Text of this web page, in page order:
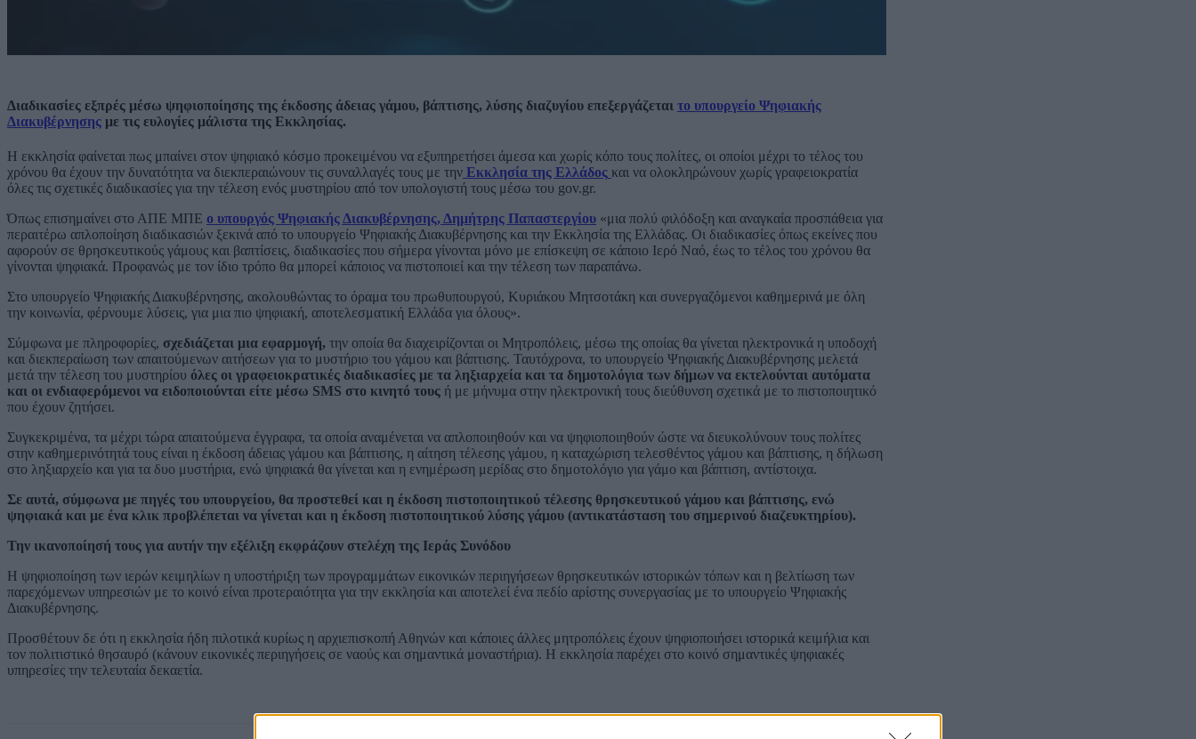
Διαδικασίες εξπρές μέσω ψηφιοποίησης της έκδοσης άδειας γάμου, βάπτισης, λύσης διαζυγίου επεξεργάζεται το υπουργείο Ψηφιακής
Διακυβέρνησης με τις ευλογίες μάλιστα της Εκκλησίας.
Η εκκλησία φαίνεται πως μπαίνει στον ψηφιακό κόσμο προκειμένου να εξυπηρετήσει άμεσα και χωρίς κόπο τους πολίτες, οι οποίοι μέχρι το τέλος του
χρόνου θα έχουν την δυνατότητα να διεκπεραιώνουν τις συναλλαγές τους με την Εκκλησία της Ελλάδος και να ολοκληρώνουν χωρίς γραφειοκρατία
όλες τις σχετικές διαδικασίες για την τέλεση ενός μυστηρίου από τον υπολογιστή τους μέσω του gov.gr.
Όπως επισημαίνει στο ΑΠΕ ΜΠΕ ο υπουργός Ψηφιακής Διακυβέρνησης, Δημήτρης Παπαστεργίου «μια πολύ φιλόδοξη και αναγκαία προσπάθεια για
περαιτέρω απλοποίηση διαδικασιών ξεκινά από το υπουργείο Ψηφιακής Διακυβέρνησης και την Εκκλησία της Ελλάδας. Οι διαδικασίες όπως εκείνες που
αφορούν σε θρησκευτικούς γάμους και βαπτίσεις, διαδικασίες που σήμερα γίνονται μόνο με επίσκεψη σε κάποιο Ιερό Ναό, έως το τέλος του χρόνου θα
γίνονται ψηφιακά. Προφανώς με τον ίδιο τρόπο θα μπορεί κάποιος να πιστοποιεί και την τέλεση των παραπάνω.
Στο υπουργείο Ψηφιακής Διακυβέρνησης, ακολουθώντας το όραμα του πρωθυπουργού, Κυριάκου Μητσοτάκη και συνεργαζόμενοι καθημερινά με όλη
την κοινωνία, φέρνουμε λύσεις, για μια πιο ψηφιακή, αποτελεσματική Ελλάδα για όλους».
Σύμφωνα με πληροφορίες, σχεδιάζεται μια εφαρμογή, την οποία θα διαχειρίζονται οι Μητροπόλεις, μέσω της οποίας θα γίνεται ηλεκτρονικά η υποδοχή
και διεκπεραίωση των απαιτούμενων αιτήσεων για το μυστήριο του γάμου και βάπτισης. Ταυτόχρονα, το υπουργείο Ψηφιακής Διακυβέρνησης μελετά
μετά την τέλεση του μυστηρίου όλες οι γραφειοκρατικές διαδικασίες με τα ληξιαρχεία και τα δημοτολόγια των δήμων να εκτελούνται αυτόματα
και οι ενδιαφερόμενοι να ειδοποιούνται είτε μέσω SMS στο κινητό τους ή με μήνυμα στην ηλεκτρονική τους διεύθυνση σχετικά με το πιστοποιητικό
που έχουν ζητήσει.
Συγκεκριμένα, τα μέχρι τώρα απαιτούμενα έγγραφα, τα οποία αναμένεται να απλοποιηθούν και να ψηφιοποιηθούν ώστε να διευκολύνουν τους πολίτες
στην καθημερινότητά τους είναι η έκδοση άδειας γάμου και βάπτισης, η αίτηση τέλεσης γάμου, η καταχώριση τελεσθέντος γάμου και βάπτισης, η δήλωση
στο ληξιαρχείο και για τα δυο μυστήρια, ενώ ψηφιακά θα γίνεται και η ενημέρωση μερίδας στο δημοτολόγιο για γάμο και βάπτιση, αντίστοιχα.
Σε αυτά, σύμφωνα με πηγές του υπουργείου, θα προστεθεί και η έκδοση πιστοποιητικού τέλεσης θρησκευτικού γάμου και βάπτισης, ενώ
ψηφιακά και με ένα κλικ προβλέπεται να γίνεται και η έκδοση πιστοποιητικού λύσης γάμου (αντικατάσταση του σημερινού διαζευκτηρίου).
Την ικανοποίησή τους για αυτήν την εξέλιξη εκφράζουν στελέχη της Ιεράς Συνόδου
Η ψηφιοποίηση των ιερών κειμηλίων η υποστήριξη των προγραμμάτων εικονικών περιηγήσεων θρησκευτικών ιστορικών τόπων και η βελτίωση των
παρεχόμενων υπηρεσιών με το κοινό είναι προτεραιότητα για την εκκλησία και αποτελεί ένα πεδίο αρίστης συνεργασίας με το υπουργείο Ψηφιακής
Διακυβέρνησης.
Προσθέτουν δε ότι η εκκλησία ήδη πιλοτικά κυρίως η αρχιεπισκοπή Αθηνών και κάποιες άλλες μητροπόλεις έχουν ψηφιοποιήσει ιστορικά κειμήλια και
τον πολιτιστικό θησαυρό (κάνουν εικονικές περιηγήσεις σε ναούς και σημαντικά μοναστήρια). Η εκκλησία παρέχει στο κοινό σημαντικές ψηφιακές
υπηρεσίες την τελευταία δεκαετία.